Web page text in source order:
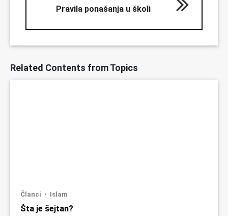
Related Contents from Topics
Članci Islam
Šta je šejtan?
Pravila ponašanja u školi